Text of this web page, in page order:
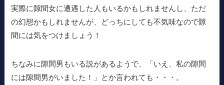
実際に隙間女に遭遇した人もいるかもしれませんし、ただ
の幻想かもしれませんが、どっちにしても不気味なので隙
間には気をつけましょう！
ちなみに隙間男もいる説があるようで、「いえ、私の隙間
には隙間男がいました！」とか言われても・・・。